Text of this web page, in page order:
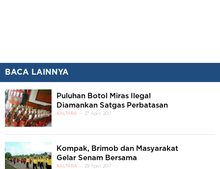
BACA LAINNYA
Puluhan Botol Miras Ilegal
Diamankan Satgas Perbatasan
KALTARA 27 April 2017
Kompak, Brimob dan Masyarakat
Gelar Senam Bersama
KALTARA 29 April 2017